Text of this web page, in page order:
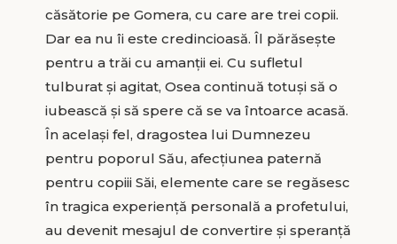
căsătorie pe Gomera, cu care are trei copii.
Dar ea nu îi este credincioasă. Îl părăseşte
pentru a trăi cu amanţii ei. Cu sufletul
tulburat şi agitat, Osea continuă totuşi să o
iubească şi să spere că se va întoarce acasă.
În acelaşi fel, dragostea lui Dumnezeu
pentru poporul Său, afecţiunea paternă
pentru copiii Săi, elemente care se regăsesc
în tragica experienţă personală a profetului,
au devenit mesajul de convertire şi speranţă